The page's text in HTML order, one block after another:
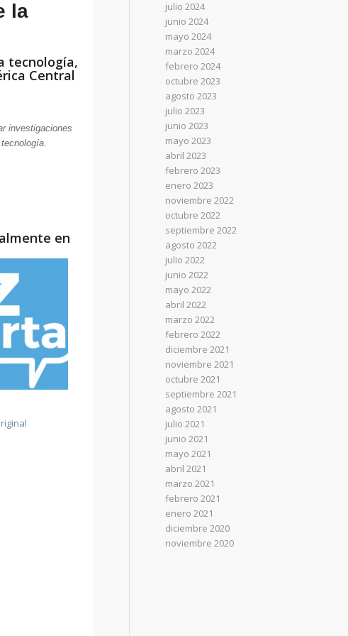
la
tecnología,
Central
investigaciones
en
julio 2024
junio 2024
mayo 2024
marzo 2024
febrero 2024
octubre 2023
agosto 2023
julio 2023
junio 2023
mayo 2023
abril 2023
febrero 2023
enero 2023
noviembre 2022
octubre 2022
septiembre 2022
agosto 2022
julio 2022
junio 2022
mayo 2022
abril 2022
marzo 2022
febrero 2022
diciembre 2021
noviembre 2021
octubre 2021
septiembre 2021
agosto 2021
julio 2021
junio 2021
mayo 2021
abril 2021
marzo 2021
febrero 2021
enero 2021
diciembre 2020
noviembre 2020